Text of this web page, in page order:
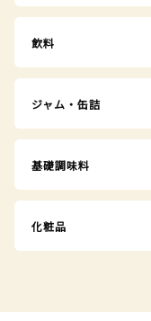
飲料
ジャム・缶詰
基礎調味料
化粧品